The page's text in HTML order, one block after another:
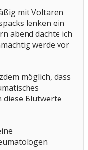
mit Voltaren
lenken ein
abend dachte ich
werde vor
möglich, dass
diese Blutwerte